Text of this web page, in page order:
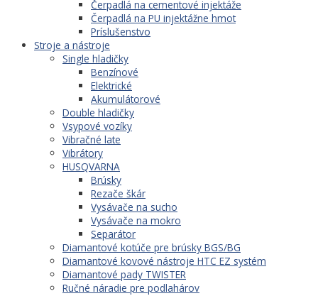
Čerpadlá na cementové injektáže
Čerpadlá na PU injektážne hmot
Príslušenstvo
Stroje a nástroje
Single hladičky
Benzínové
Elektrické
Akumulátorové
Double hladičky
Vsypové vozíky
Vibračné late
Vibrátory
HUSQVARNA
Brúsky
Rezače škár
Vysávače na sucho
Vysávače na mokro
Separátor
Diamantové kotúče pre brúsky BGS/BG
Diamantové kovové nástroje HTC EZ systém
Diamantové pady TWISTER
Ručné náradie pre podlahárov